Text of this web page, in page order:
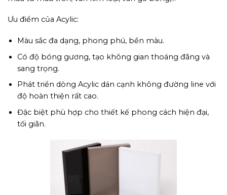
Ưu điểm của Acylic:
Màu sắc đa dạng, phong phú, bền màu.
Có độ bóng gương, tạo không gian thoáng đãng và
sang trọng.
Phát triển dòng Acylic dán cạnh không đường line với
độ hoàn thiện rất cao.
Đặc biệt phù hợp cho thiết kế phong cách hiện đại,
tối giãn.